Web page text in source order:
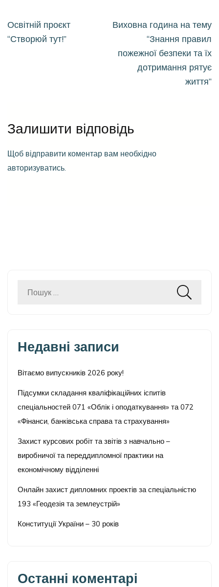
Навігація
записів
Освітній проєкт
“Створюй тут!”
Виховна година на тему
“Знання правил
пожежної безпеки та їх
дотримання рятує
життя”
Залишити відповідь
Щоб відправити коментар вам необхідно
авторизуватись.
Пошук:
Недавні записи
Вітаємо випускників 2026 року!
Підсумки складання кваліфікаційних іспитів
спеціальностей 071 «Облік і оподаткування» та 072
«Фінанси, банківська справа та страхування»
Захист курсових робіт та звітів з навчально –
виробничої та переддипломної практики на
економічному відділенні
Онлайн захист дипломних проектів за спеціальністю
193 «Геодезія та землеустрій»
Конституції України – 30 років
Останні коментарі